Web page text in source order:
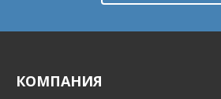
КОМПАНИЯ